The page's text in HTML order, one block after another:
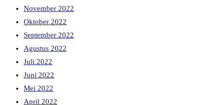
November 2022
Oktober 2022
September 2022
Agustus 2022
Juli 2022
Juni 2022
Mei 2022
April 2022